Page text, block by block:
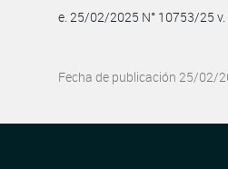
e. 25/02/2025 N° 10753/25
Fecha de publicación 25/02/